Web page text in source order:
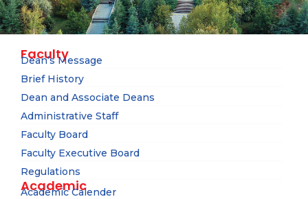
Faculty
Dean’s Message
Brief History
Dean and Associate Deans
Administrative Staff
Faculty Board
Faculty Executive Board
Regulations
Academic
Academic Calender